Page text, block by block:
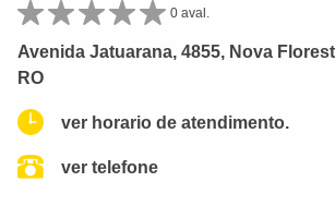
0 aval.
Avenida Jatuarana, 4855, Nova
RO
ver horario de atendimento.
ver telefone